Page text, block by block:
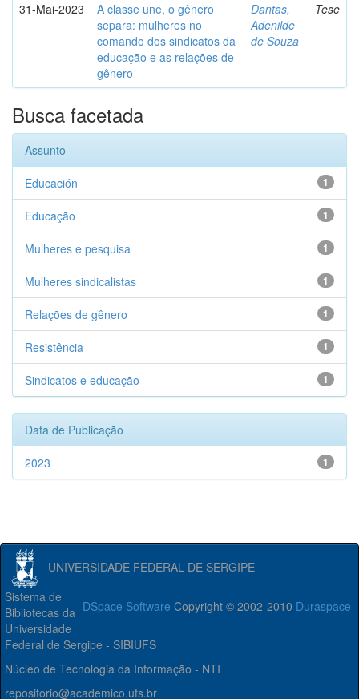
31-Mai-2023
A classe une, o gênero
separa: mulheres no
comando dos sindicatos da
educação e as relações de
gênero
Dantas,
Adenilde
de Souza
Tese
Busca facetada
Assunto
1
Educación
1
Educação
1
Mulheres e pesquisa
1
Mulheres sindicalistas
1
Relações de gênero
1
Resistência
1
Sindicatos e educação
Data de Publicação
1
2023
UNIVERSIDADE FEDERAL DE SERGIPE
DSpace Software Copyright © 2002-2010 Duraspace
Sistema de
Bibliotecas da
Universidade
Federal de Sergipe - SIBIUFS
Núcleo de Tecnologia da Informação - NTI
repositorio@academico.ufs.br